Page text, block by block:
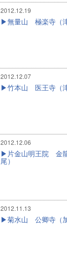
2012.12.19
無量山 極楽寺（
2012.12.07
竹本山 医王寺（
2012.12.06
片金山明王院 金
尾）
2012.11.13
菊水山 公卿寺（加